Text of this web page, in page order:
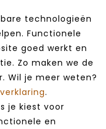
technologieën
Functionele
goed werkt en
Zo maken we de
Wil je meer weten?
.
je kiest voor
en